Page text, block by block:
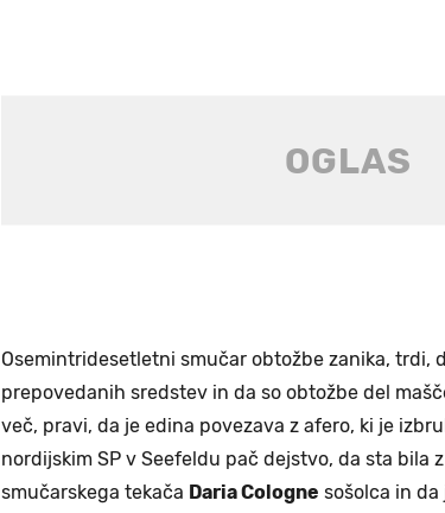
Osemintridesetletni smučar obtožbe zanika, trdi,
prepovedanih sredstev in da so obtožbe del
več, pravi, da je edina povezava z afero, ki je
nordijskim SP v Seefeldu pač dejstvo, da sta bila
smučarskega tekača Daria Cologne sošolca in da